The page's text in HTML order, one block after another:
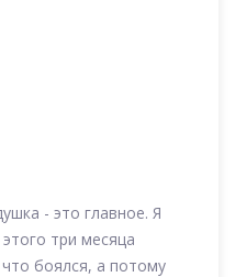
- это главное. Я
три месяца
боялся, а потому